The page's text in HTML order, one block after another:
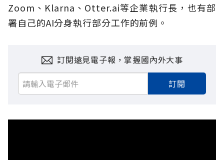
Zoom、Klarna、Otter.ai等企業執行長，也有部
署自己的AI分身執行部分工作的前例。
訂閱遠見電子報，掌握國內外大事
訂閱